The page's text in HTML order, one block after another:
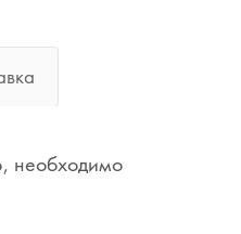
необходимо